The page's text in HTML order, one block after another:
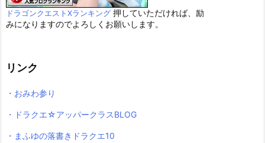
ドラゴンクエストXランキング 押していただければ、励
みになりますのでよろしくお願いします。
リンク
・おみわ参り
・ドラクエ☆アッパークラスBLOG
・まふゆの落書きドラクエ10